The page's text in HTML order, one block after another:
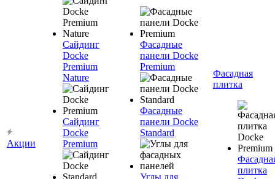
Акции
Сайдинг
Docke
Premium
Nature
Сайдинг
Docke
Premium
Фасадные
панели Docke
Premium
Фасадные
панели Docke
Standard
Углы для
Фасадная
плитка
плитка